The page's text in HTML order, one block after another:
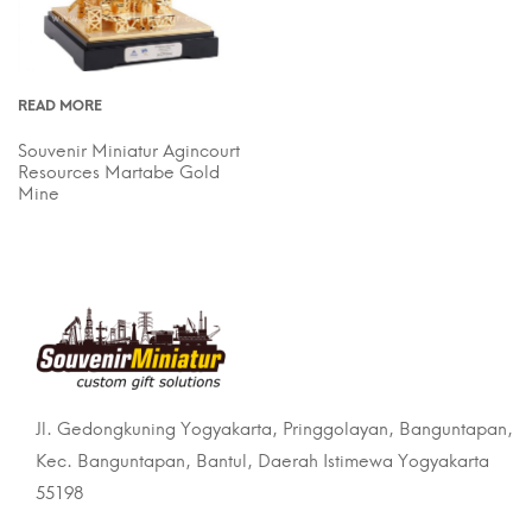
READ MORE
Souvenir Miniatur Agincourt
Resources Martabe Gold
Mine
Jl. Gedongkuning Yogyakarta, Pringgolayan, Banguntapan,
Kec. Banguntapan, Bantul, Daerah Istimewa Yogyakarta
55198